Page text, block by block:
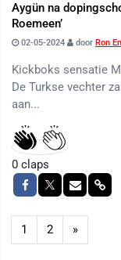
Aygün na
Roemeen’
02-05-2024 door Ron
Kickboks sensatie
De Turkse vechter
aan...
0 claps
1 2 »